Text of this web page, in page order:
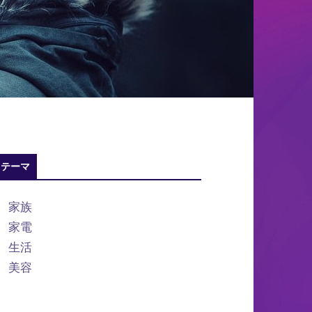
テーマ
家族
家電
生活
美容